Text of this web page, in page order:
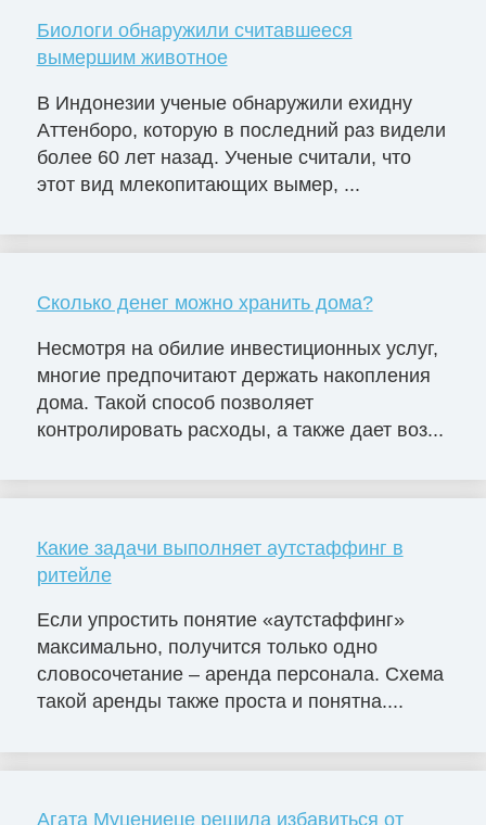
Биологи обнаружили считавшееся
вымершим животное
В Индонезии ученые обнаружили ехидну
Аттенборо, которую в последний раз видели
более 60 лет назад. Ученые считали, что
этот вид млекопитающих вымер, ...
Сколько денег можно хранить дома?
Несмотря на обилие инвестиционных услуг,
многие предпочитают держать накопления
дома. Такой способ позволяет
контролировать расходы, а также дает воз...
Какие задачи выполняет аутстаффинг в
ритейле
Если упростить понятие «аутстаффинг»
максимально, получится только одно
словосочетание – аренда персонала. Схема
такой аренды также проста и понятна....
Агата Муцениеце решила избавиться от